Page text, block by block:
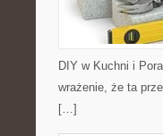
DIY w Kuchni i
wrażenie, że ta
[…]